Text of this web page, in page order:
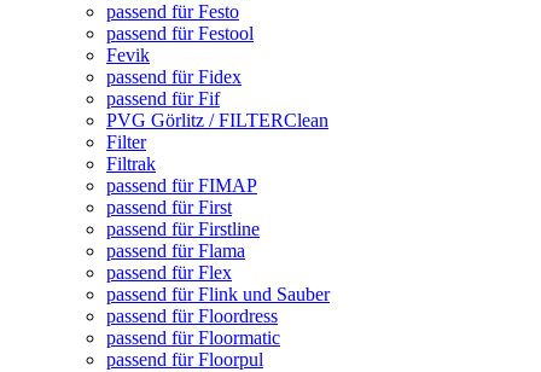
passend für Festo
passend für Festool
Fevik
passend für Fidex
passend für Fif
PVG Görlitz / FILTERClean
Filter
Filtrak
passend für FIMAP
passend für First
passend für Firstline
passend für Flama
passend für Flex
passend für Flink und Sauber
passend für Floordress
passend für Floormatic
passend für Floorpul